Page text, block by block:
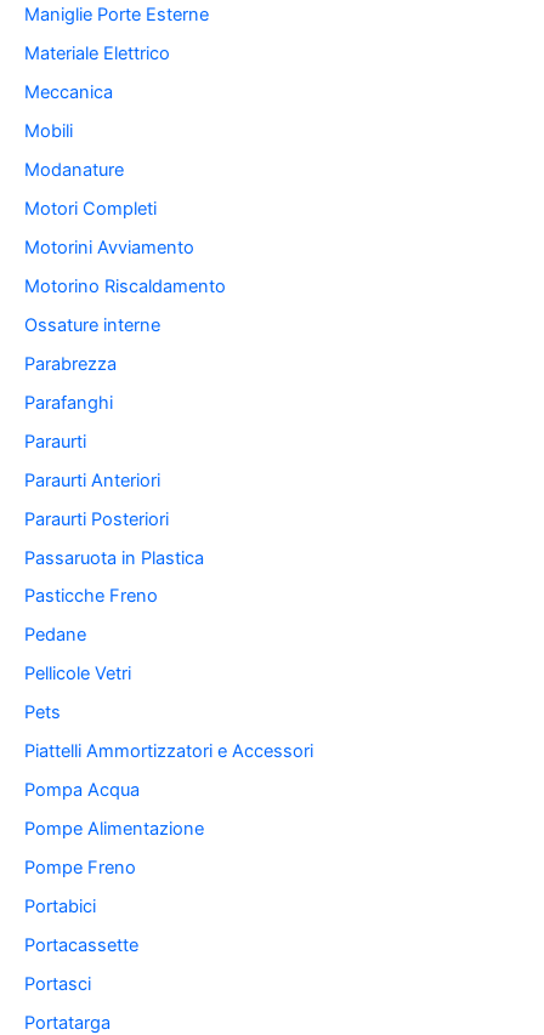
Maniglie Porte Esterne
Materiale Elettrico
Meccanica
Mobili
Modanature
Motori Completi
Motorini Avviamento
Motorino Riscaldamento
Ossature interne
Parabrezza
Parafanghi
Paraurti
Paraurti Anteriori
Paraurti Posteriori
Passaruota in Plastica
Pasticche Freno
Pedane
Pellicole Vetri
Pets
Piattelli Ammortizzatori e Accessori
Pompa Acqua
Pompe Alimentazione
Pompe Freno
Portabici
Portacassette
Portasci
Portatarga